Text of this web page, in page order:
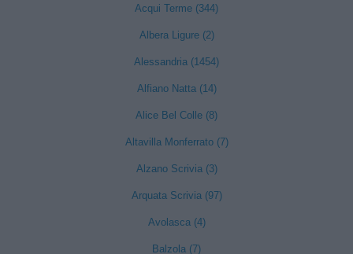
Acqui Terme (344)
Albera Ligure (2)
Alessandria (1454)
Alfiano Natta (14)
Alice Bel Colle (8)
Altavilla Monferrato (7)
Alzano Scrivia (3)
Arquata Scrivia (97)
Avolasca (4)
Balzola (7)